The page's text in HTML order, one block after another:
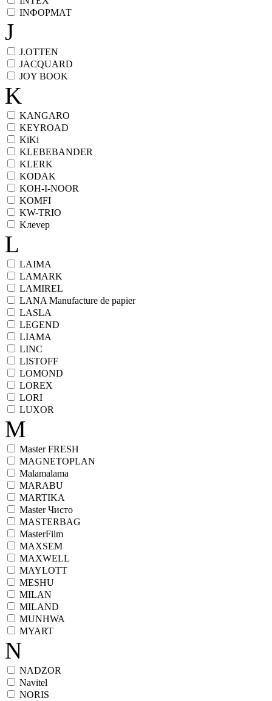
INФОРМАТ
J
J.OTTEN
JACQUARD
JOY BOOK
K
KANGARO
KEYROAD
KiKi
KLEBEBANDER
KLERK
KODAK
KOH-I-NOOR
KOMFI
KW-TRIO
Kлеvер
L
LAIMA
LAMARK
LAMIREL
LANA Manufacture de papier
LASLA
LEGEND
LIAMA
LINC
LISTOFF
LOMOND
LOREX
LORI
LUXOR
M
Master FRESH
MAGNETOPLAN
Malamalama
MARABU
MARTIKA
Master Чисто
MASTERBAG
MasterFilm
MAXSEM
MAXWELL
MAYLOTT
MESHU
MILAN
MILAND
MUNHWA
MYART
N
NADZOR
Navitel
NORIS